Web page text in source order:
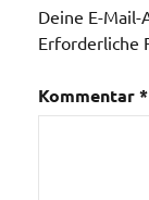
Deine E-
Erforderliche
Kommentar*